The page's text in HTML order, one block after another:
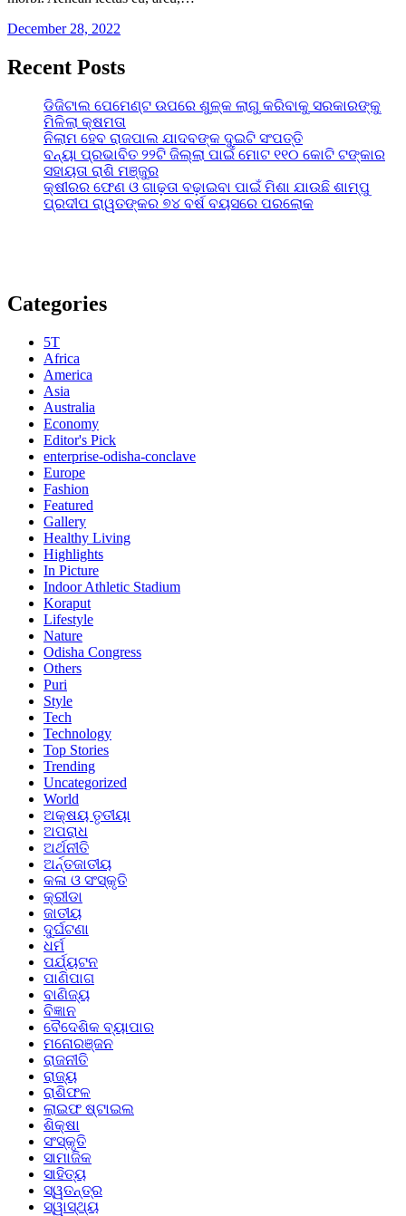
December 28, 2022
Recent Posts
ଡିଜିଟାଲ ପେମେଣ୍ଟ ଉପରେ ଶୁଳ୍କ ଲାଗୁ କରିବାକୁ ସରକାରଙ୍କୁ
ମିଳିଲା କ୍ଷମତା
ନିଲାମ ହେବ ରାଜପାଲ ଯାଦବଙ୍କ ଦୁଇଟି ସଂପତ୍ତି
ବନ୍ୟା ପ୍ରଭାବିତ ୨୨ଟି ଜିଲ୍ଲା ପାଇଁ ମୋଟ ୧୧୦ କୋଟି ଟଙ୍କାର
ସହାୟତା ରାଶି ମଞ୍ଜୁର
କ୍ଷୀରର ଫେଣ ଓ ଗାଢ଼ତା ବଢ଼ାଇବା ପାଇଁ ମିଶା ଯାଉଛି ଶାମ୍ପୁ
ପ୍ରଦୀପ ରାୱତଙ୍କର ୭୪ ବର୍ଷ ବୟସରେ ପରଲୋକ
Categories
5T
Africa
America
Asia
Australia
Economy
Editor's Pick
enterprise-odisha-conclave
Europe
Fashion
Featured
Gallery
Healthy Living
Highlights
In Picture
Indoor Athletic Stadium
Koraput
Lifestyle
Nature
Odisha Congress
Others
Puri
Style
Tech
Technology
Top Stories
Trending
Uncategorized
World
ଅକ୍ଷୟ ତୃତୀୟା
ଅପରାଧ
ଅର୍ଥନୀତି
ଅର୍ନ୍ତଜାତୀୟ
କଳା ଓ ସଂସ୍କୃତି
କ୍ରୀଡା
ଜାତୀୟ
ଦୁର୍ଘଟଣା
ଧର୍ମ
ପର୍ଯ୍ୟଟନ
ପାଣିପାଗ
ବାଣିଜ୍ୟ
ବିଜ୍ଞାନ
ବୈଦେଶିକ ବ୍ୟାପାର
ମନୋରଞ୍ଜନ
ରାଜନୀତି
ରାଜ୍ୟ
ରାଶିଫଳ
ଲାଇଫ ଷ୍ଟାଇଲ
ଶିକ୍ଷା
ସଂସ୍କୃତି
ସାମାଜିକ
ସାହିତ୍ୟ
ସ୍ୱତନ୍ତ୍ର
ସ୍ୱାସ୍ଥ୍ୟ